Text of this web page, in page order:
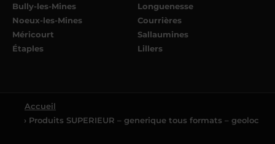
Bully-les-Mines
Noeux-les-Mines
Méricourt
Étaples
Longuenesse
Courrières
Sallaumines
Lillers
Accueil
› Produits SUPERIEUR – generique tous formats – geoloc